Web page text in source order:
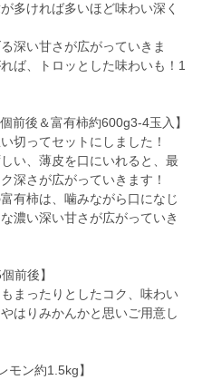
多ければ多いほど味わい深く
深い甘さが広がっていきま
ば、トロッとした味わいも！1
前後＆富有柿約600g3-4玉入】
切ってセットにしました！
い、薄皮を口にいれると、最
深さが広がっていきます！
有柿は、噛みながら口になじ
濃い深い甘さが広がっていき
前後】
まったりとしたコク、味わい
はりみかんかと思いご用意し
モン約1.5kg】